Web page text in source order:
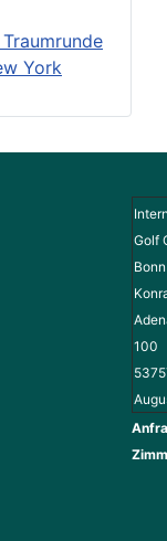
York
Golf
100